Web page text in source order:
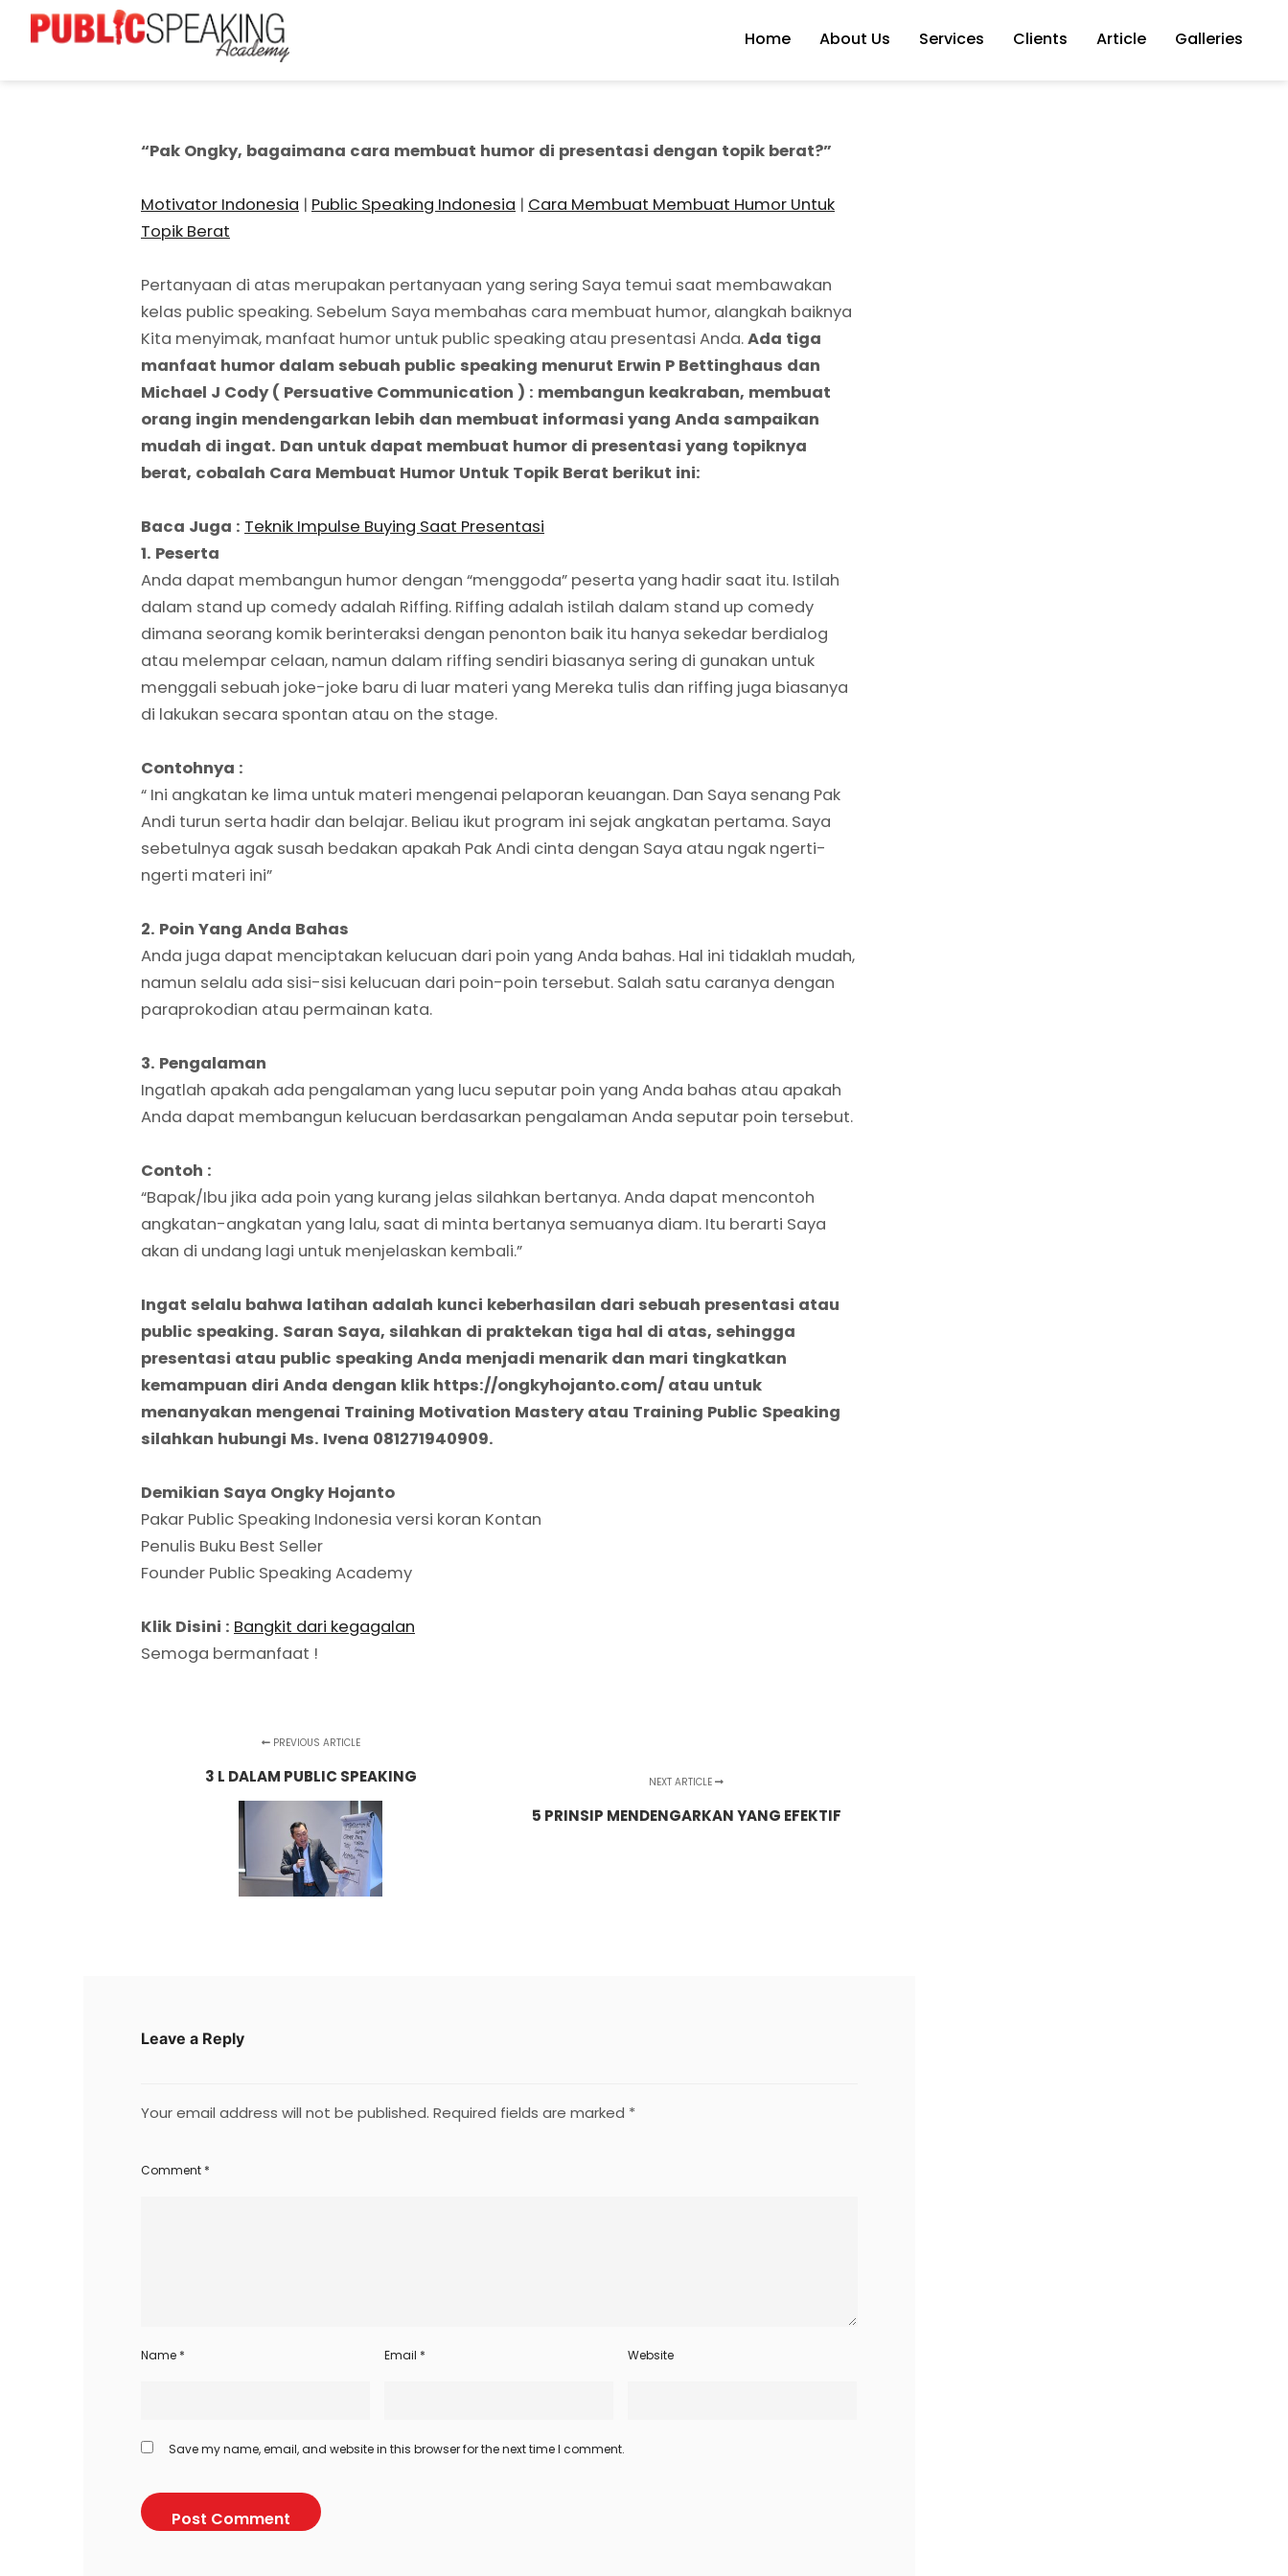
Home About Us Services Clients Article Galleries
“Pak Ongky, bagaimana cara membuat humor di presentasi dengan topik berat?”
Motivator Indonesia | Public Speaking Indonesia | Cara Membuat Membuat Humor Untuk
Topik Berat
Pertanyaan di atas merupakan pertanyaan yang sering Saya temui saat membawakan
kelas public speaking. Sebelum Saya membahas cara membuat humor, alangkah baiknya
Kita menyimak, manfaat humor untuk public speaking atau presentasi Anda.Ada tiga
manfaat humor dalam sebuah public speaking menurut Erwin P Bettinghaus dan
Michael J Cody ( Persuative Communication ) : membangun keakraban, membuat
orang ingin mendengarkan lebih dan membuat informasi yang Anda sampaikan
mudah di ingat. Dan untuk dapat membuat humor di presentasi yang topiknya
berat, cobalah Cara Membuat Humor Untuk Topik Berat berikut ini:
Baca Juga : Teknik Impulse Buying Saat Presentasi
1. Peserta
Anda dapat membangun humor dengan “menggoda” peserta yang hadir saat itu. Istilah
dalam stand up comedy adalah Riffing. Riffing adalah istilah dalam stand up comedy
dimana seorang komik berinteraksi dengan penonton baik itu hanya sekedar berdialog
atau melempar celaan, namun dalam riffing sendiri biasanya sering di gunakan untuk
menggali sebuah joke-joke baru di luar materi yang Mereka tulis dan riffing juga biasanya
di lakukan secara spontan atau on the stage.
Contohnya :
“ Ini angkatan ke lima untuk materi mengenai pelaporan keuangan. Dan Saya senang Pak
Andi turun serta hadir dan belajar. Beliau ikut program ini sejak angkatan pertama. Saya
sebetulnya agak susah bedakan apakah Pak Andi cinta dengan Saya atau ngak ngerti-
ngerti materi ini”
2. Poin Yang Anda Bahas
Anda juga dapat menciptakan kelucuan dari poin yang Anda bahas. Hal ini tidaklah mudah,
namun selalu ada sisi-sisi kelucuan dari poin-poin tersebut. Salah satu caranya dengan
paraprokodian atau permainan kata.
3. Pengalaman
Ingatlah apakah ada pengalaman yang lucu seputar poin yang Anda bahas atau apakah
Anda dapat membangun kelucuan berdasarkan pengalaman Anda seputar poin tersebut.
Contoh :
“Bapak/Ibu jika ada poin yang kurang jelas silahkan bertanya. Anda dapat mencontoh
angkatan-angkatan yang lalu, saat di minta bertanya semuanya diam. Itu berarti Saya
akan di undang lagi untuk menjelaskan kembali.”
Ingat selalu bahwa latihan adalah kunci keberhasilan dari sebuah presentasi atau
public speaking. Saran Saya, silahkan di praktekan tiga hal di atas, sehingga
presentasi atau public speaking Anda menjadi menarik dan mari tingkatkan
kemampuan diri Anda dengan klik https://ongkyhojanto.com/ atau untuk
menanyakan mengenai Training Motivation Mastery atau Training Public Speaking
silahkan hubungi Ms. Ivena 081271940909.
Demikian Saya Ongky Hojanto
Pakar Public Speaking Indonesia versi koran Kontan
Penulis Buku Best Seller
Founder Public Speaking Academy
Klik Disini : Bangkit dari kegagalan
Semoga bermanfaat !
PREVIOUS ARTICLE
3 L DALAM PUBLIC SPEAKING NEXT ARTICLE
5 PRINSIP MENDENGARKAN YANG EFEKTIF
Leave a Reply
Your email address will not be published. Required fields are marked *
Comment *
Name * Email * Website
Save my name, email, and website in this browser for the next time I comment.